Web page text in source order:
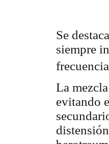
Se
siempre
La
evitando